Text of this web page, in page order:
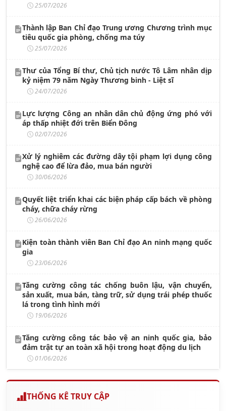
25/07/2026
Thành lập Ban Chỉ đạo Trung ương Chương trình mục
tiêu quốc gia phòng, chống ma túy
25/07/2026
Thư của Tổng Bí thư, Chủ tịch nước Tô Lâm nhân dịp
kỷ niệm 79 năm Ngày Thương binh - Liệt sĩ
24/07/2026
Lực lượng Công an nhân dân chủ động ứng phó với
áp thấp nhiệt đới trên Biển Đông
02/07/2026
Xử lý nghiêm các đường dây tội phạm lợi dụng công
nghệ cao để lừa đảo, mua bán người
30/06/2026
Quyết liệt triển khai các biện pháp cấp bách về phòng
cháy, chữa cháy rừng
26/06/2026
Kiện toàn thành viên Ban Chỉ đạo An ninh mạng quốc
gia
23/06/2026
Tăng cường công tác chống buôn lậu, vận chuyển,
sản xuất, mua bán, tàng trữ, sử dụng trái phép thuốc
lá trong tình hình mới
19/06/2026
Tăng cường công tác bảo vệ an ninh quốc gia, bảo
đảm trật tự an toàn xã hội trong hoạt động du lịch
01/06/2026
THỐNG KÊ TRUY CẬP